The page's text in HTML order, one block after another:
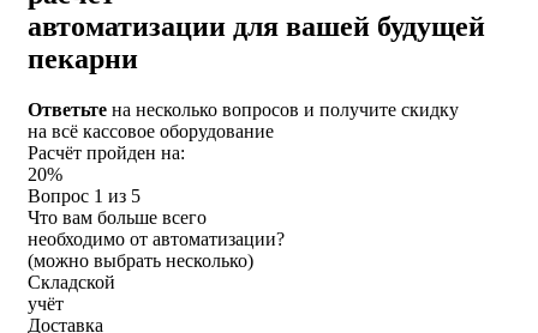
автоматизации для вашей будущей
пекарни
Ответьте на несколько вопросов и получите скидку
на всё кассовое оборудование
Расчёт пройден на:
20%
Вопрос 1 из 5
Что вам больше всего
необходимо от автоматизации?
(можно выбрать несколько)
Складской
учёт
Доставка